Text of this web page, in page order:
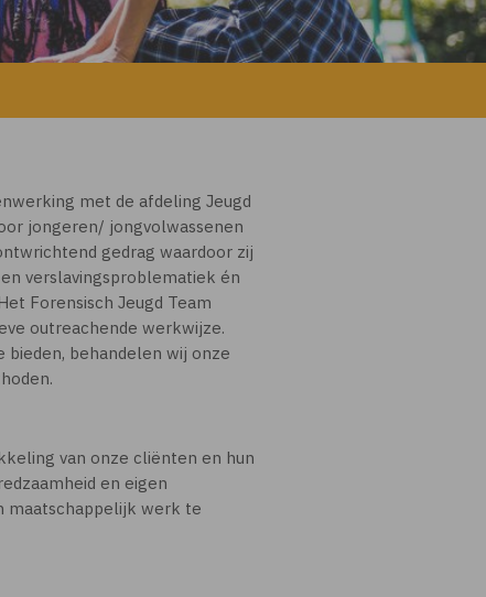
met de afdeling Jeugd
jongeren/ jongvolwassenen
gedrag waardoor zij
verslavingsproblematiek én
Forensisch Jeugd Team
outreachende werkwijze.
behandelen wij onze
van onze cliënten en hun
en eigen
maatschappelijk werk te